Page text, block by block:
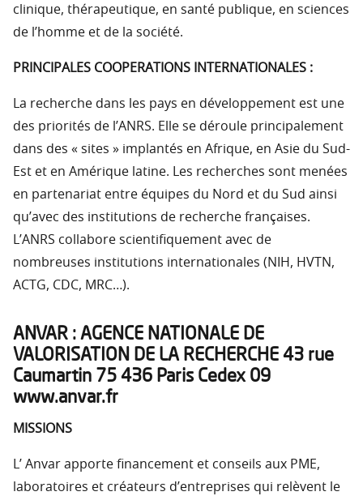
clinique, thérapeutique, en santé publique, en sciences
de l’homme et de la société.
PRINCIPALES COOPERATIONS INTERNATIONALES :
La recherche dans les pays en développement est une
des priorités de l’ANRS. Elle se déroule principalement
dans des « sites » implantés en Afrique, en Asie du Sud-
Est et en Amérique latine. Les recherches sont menées
en partenariat entre équipes du Nord et du Sud ainsi
qu’avec des institutions de recherche françaises.
L’ANRS collabore scientifiquement avec de
nombreuses institutions internationales (NIH, HVTN,
ACTG, CDC, MRC…).
ANVAR : AGENCE NATIONALE DE
VALORISATION DE LA RECHERCHE 43 rue
Caumartin 75 436 Paris Cedex 09
www.anvar.fr
MISSIONS
L’ Anvar apporte financement et conseils aux PME,
laboratoires et créateurs d’entreprises qui relèvent le